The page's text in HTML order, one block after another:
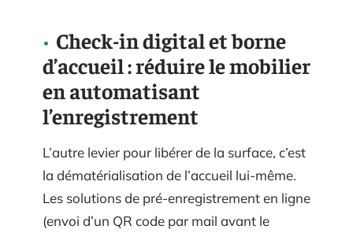
Check-in digital et borne
d’accueil : réduire le mobilier
en automatisant
l’enregistrement
L’autre levier pour libérer de la surface, c’est
la dématérialisation de l’accueil lui-même.
Les solutions de pré-enregistrement en ligne
(envoi d’un QR code par mail avant le